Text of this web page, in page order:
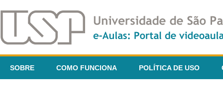
SOBRE COMO FUNCIONA POLÍTICA DE USO